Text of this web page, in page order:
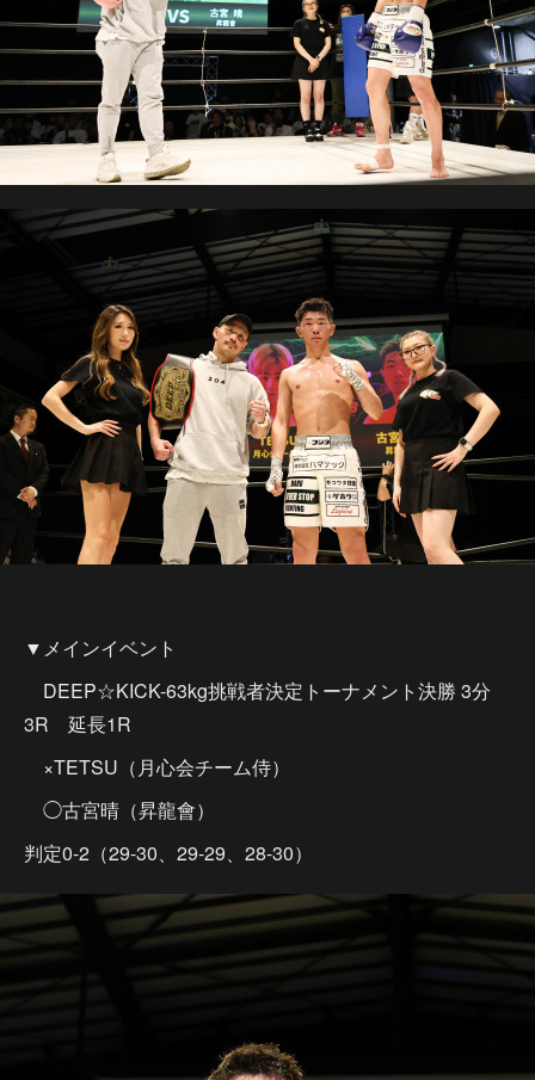
▼メインイベント
DEEP☆KICK-63kg挑戦者決定トーナメント決勝 3分
3R 延長1R
×TETSU（月心会チーム侍）
◯古宮晴（昇龍會）
判定0-2（29-30、29-29、28-30）